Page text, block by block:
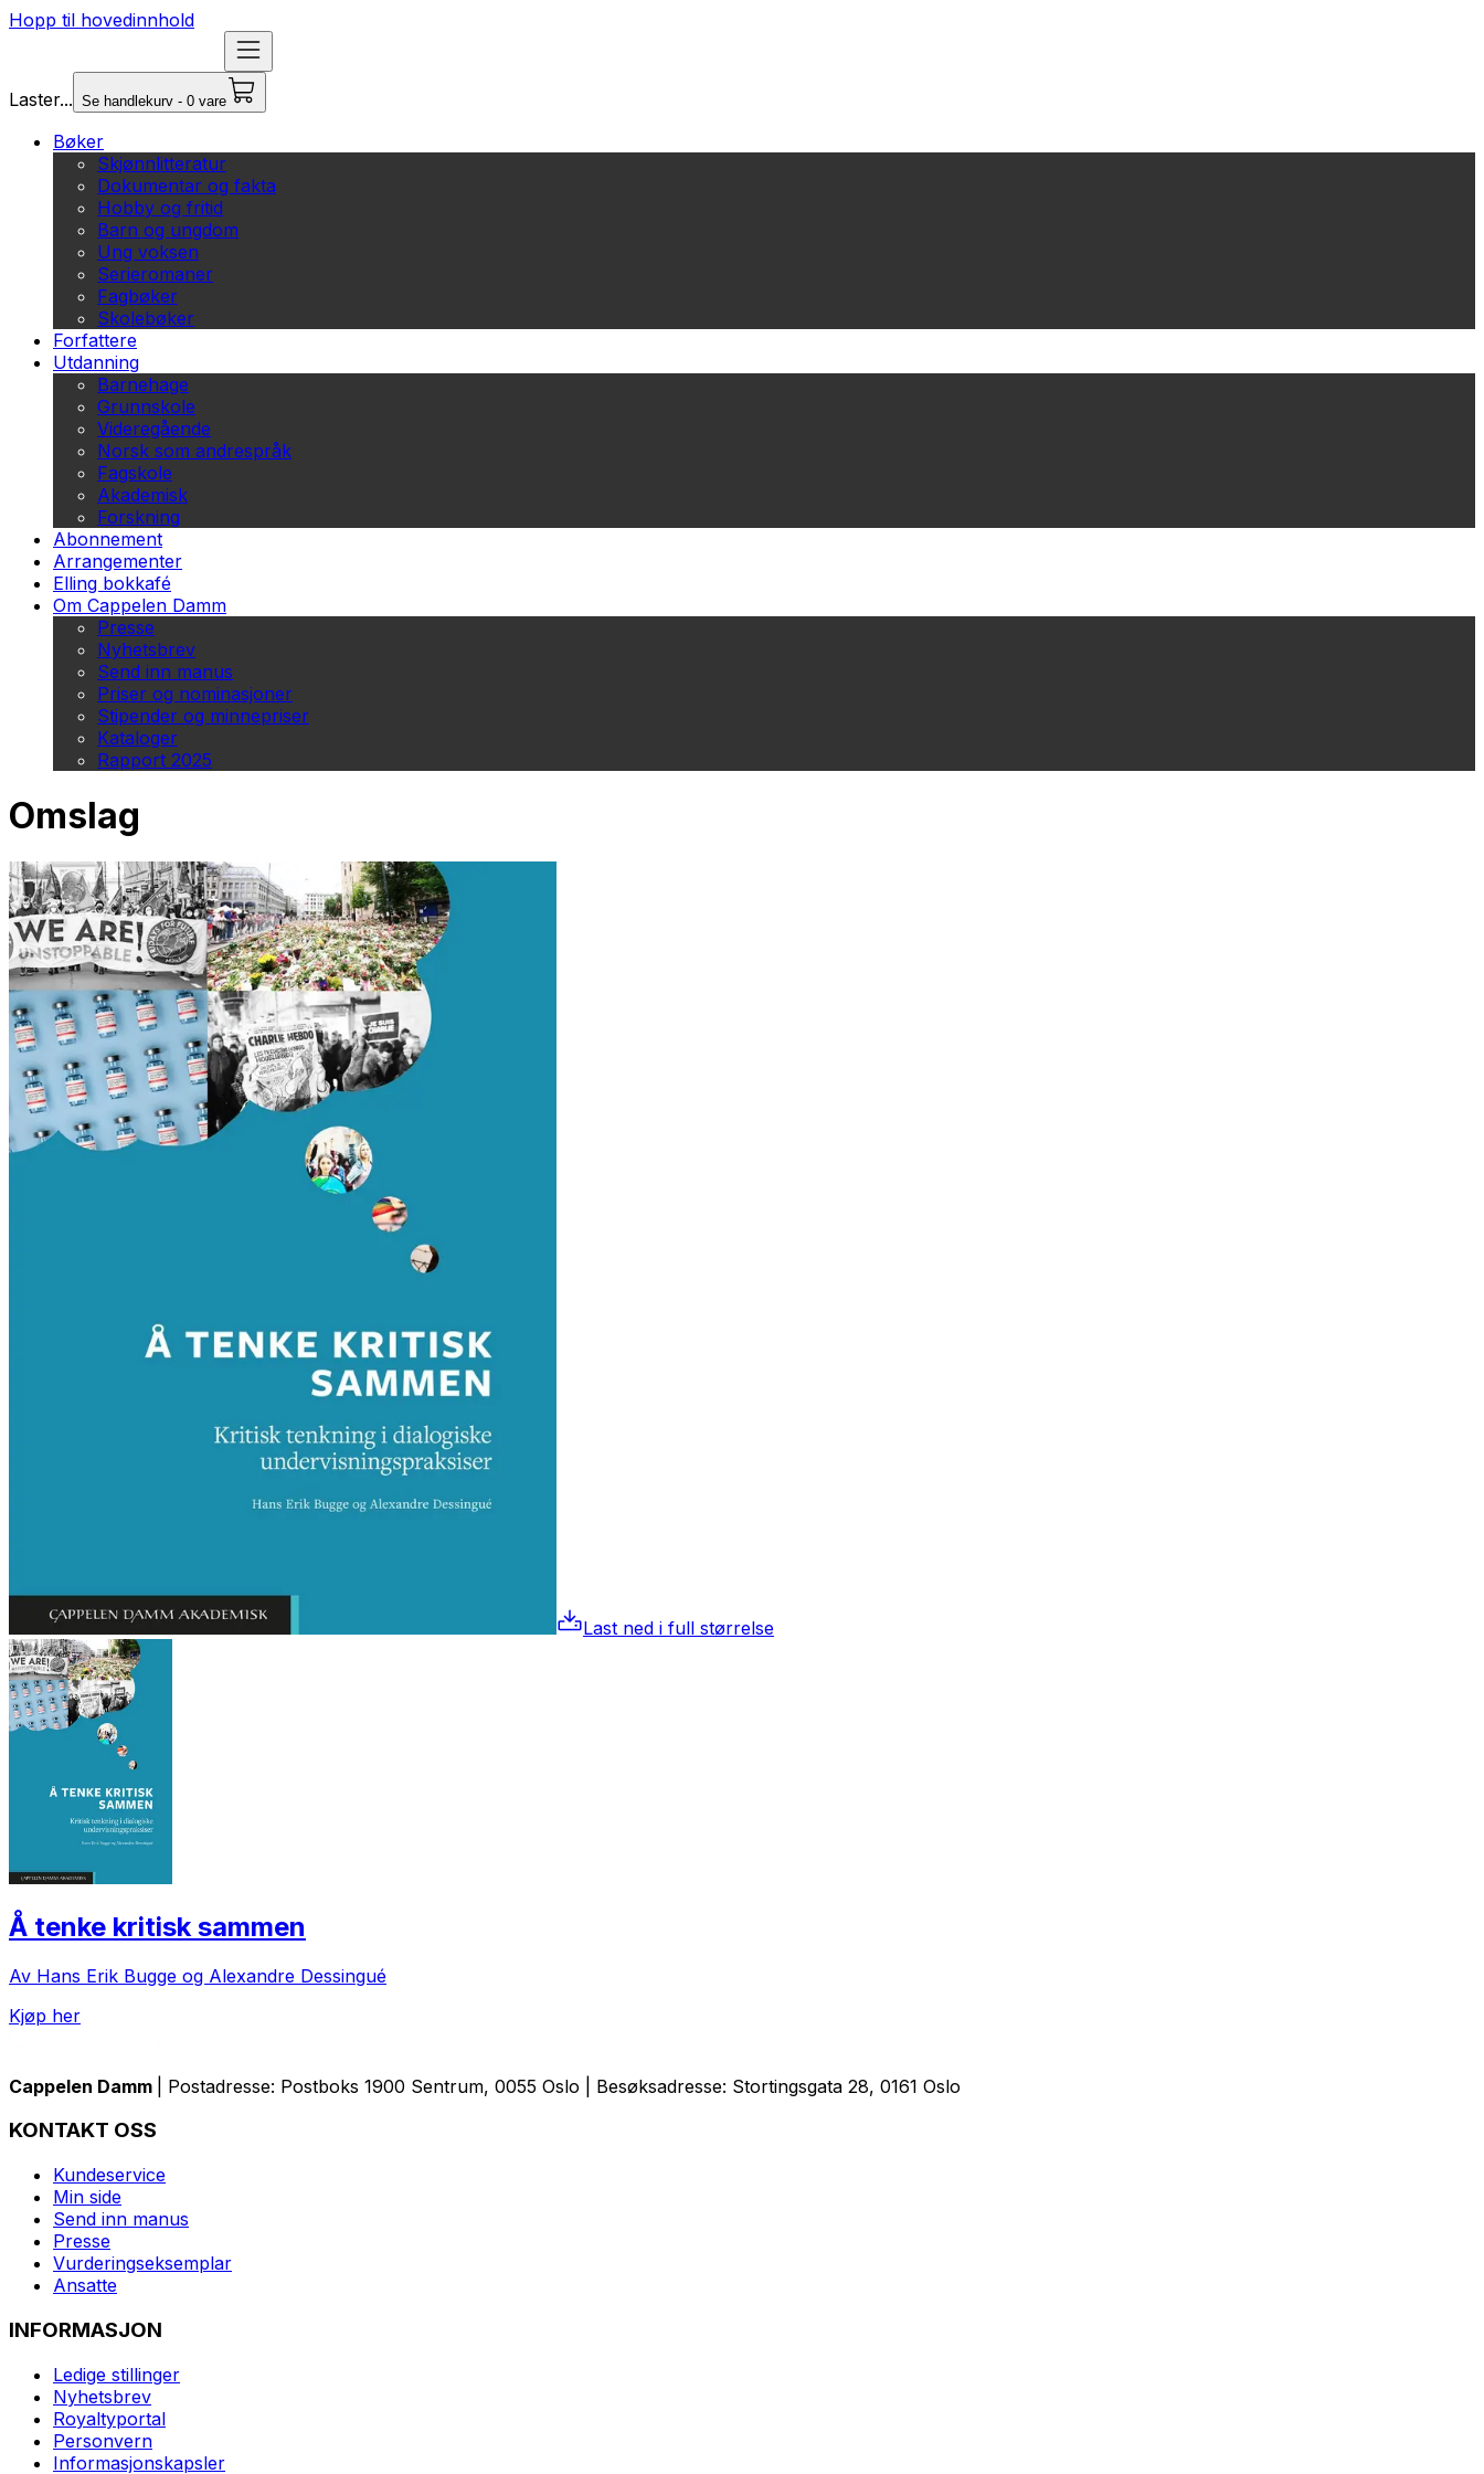
Hopp til hovedinnhold
Laster... Se handlekurv - 0 vare
Bøker
Skjønnlitteratur
Dokumentar og fakta
Hobby og fritid
Barn og ungdom
Ung voksen
Serieromaner
Fagbøker
Skolebøker
Forfattere
Utdanning
Barnehage
Grunnskole
Videregående
Norsk som andrespråk
Fagskole
Akademisk
Forskning
Abonnement
Arrangementer
Elling bokkafé
Om Cappelen Damm
Presse
Nyhetsbrev
Send inn manus
Priser og nominasjoner
Stipender og minnepriser
Kataloger
Rapport 2025
Omslag
Last ned i full størrelse
Å tenke kritisk sammen
Av Hans Erik Bugge og Alexandre Dessingué
Kjøp her
Cappelen Damm | Postadresse: Postboks 1900 Sentrum, 0055 Oslo | Besøksadresse: Stortingsgata 28, 0161 Oslo
KONTAKT OSS
Kundeservice
Min side
Send inn manus
Presse
Vurderingseksemplar
Ansatte
INFORMASJON
Ledige stillinger
Nyhetsbrev
Royaltyportal
Personvern
Informasjonskapsler